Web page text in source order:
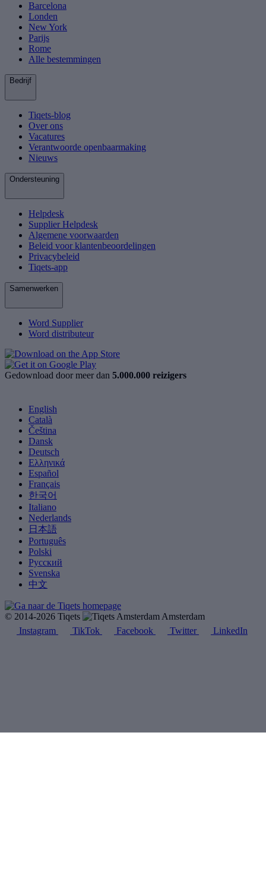
Barcelona
Londen
New York
Parijs
Rome
Alle bestemmingen
Bedrijf
Tiqets-blog
Over ons
Vacatures
Verantwoorde openbaarmaking
Nieuws
Ondersteuning
Helpdesk
Supplier Helpdesk
Algemene voorwaarden
Beleid voor klantenbeoordelingen
Privacybeleid
Tiqets-app
Samenwerken
Word Supplier
Word distributeur
Gedownload door meer dan 5.000.000 reizigers
English
Català
Čeština
Dansk
Deutsch
Ελληνικά
Español
Français
한국어
Italiano
Nederlands
日本語
Português
Polski
Русский
Svenska
中文
© 2014-2026 Tiqets
Amsterdam
Instagram
TikTok Facebook Twitter LinkedIn